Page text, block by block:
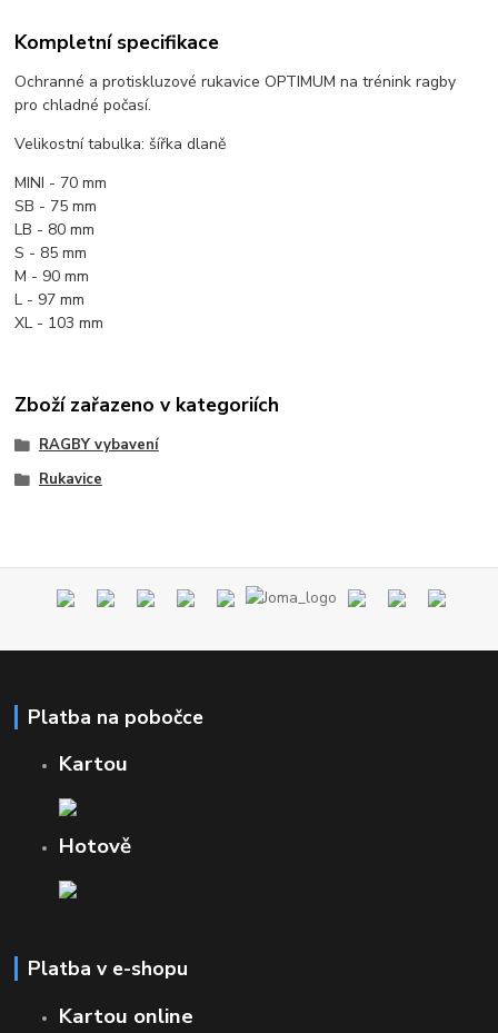
Kompletní specifikace
Ochranné a protiskluzové rukavice OPTIMUM na trénink ragby
pro chladné počasí.
Velikostní tabulka: šířka dlaně
MINI - 70 mm
SB - 75 mm
LB - 80 mm
S - 85 mm
M - 90 mm
L - 97 mm
XL - 103 mm
Zboží zařazeno v kategoriích
RAGBY vybavení
Rukavice
Platba na pobočce
Kartou
Hotově
Platba v e-shopu
Kartou online